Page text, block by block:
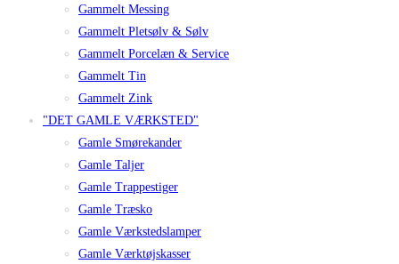
Gammelt Messing
Gammelt Pletsølv & Sølv
Gammelt Porcelæn & Service
Gammelt Tin
Gammelt Zink
"DET GAMLE VÆRKSTED"
Gamle Smørekander
Gamle Taljer
Gamle Trappestiger
Gamle Træsko
Gamle Værkstedslamper
Gamle Værktøjskasser